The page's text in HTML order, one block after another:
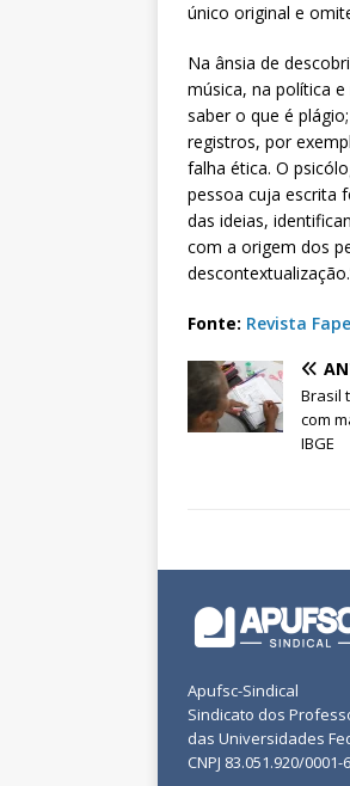
único original e
Na ânsia de
música, na política
saber o que é
registros, por
falha ética. O
pessoa cuja escrita
das ideias,
com a origem dos
Fonte: Revista
Brasil
com
IBGE
Apufsc-Sindical
Sindicato dos
das Universidades
CNPJ 83.051.920/0001-